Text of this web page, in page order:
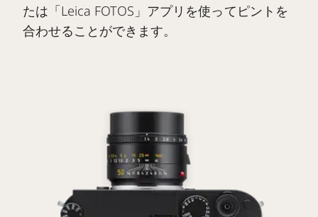
たは「Leica FOTOS」アプリを使ってピントを
合わせることができます。